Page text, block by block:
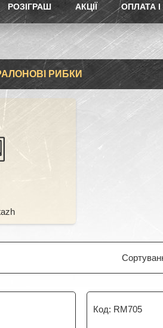
РОЗІГРАШ АКЦІЇ ОПЛАТА
РИБКИ
RM705